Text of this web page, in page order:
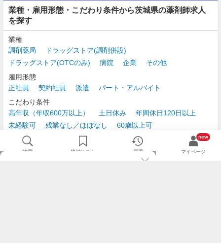
業種・雇用形態・こだわり条件から茨城県の薬剤師求人
を探す
業種
調剤薬局
ドラッグストア(調剤併設)
ドラッグストア(OTCのみ)
病院 企業
その他
雇用形態
正社員
契約社員 派遣
パート・アルバイト
こだわり条件
高年収（年収600万以上）
土日休み
年間休日120日以上
未経験可
残業なし／ほぼなし
60歳以上可
時給2,500円以上
検索 検討リスト 履歴
new
マイページ